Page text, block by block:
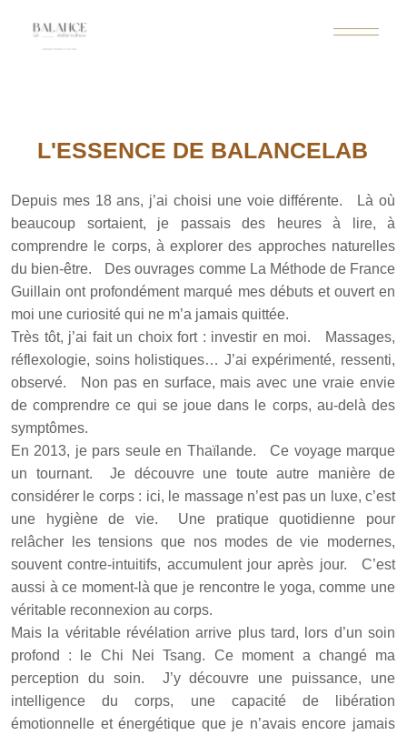
L'ESSENCE DE BALANCELAB
Depuis mes 18 ans, j’ai choisi une voie différente. Là où
beaucoup sortaient, je passais des heures à lire, à
comprendre le corps, à explorer des approches naturelles
du bien-être. Des ouvrages comme La Méthode de France
Guillain ont profondément marqué mes débuts et ouvert en
moi une curiosité qui ne m’a jamais quittée.
Très tôt, j’ai fait un choix fort : investir en moi. Massages,
réflexologie, soins holistiques… J’ai expérimenté, ressenti,
observé. Non pas en surface, mais avec une vraie envie
de comprendre ce qui se joue dans le corps, au-delà des
symptômes.
En 2013, je pars seule en Thaïlande. Ce voyage marque
un tournant. Je découvre une toute autre manière de
considérer le corps : ici, le massage n’est pas un luxe, c’est
une hygiène de vie. Une pratique quotidienne pour
relâcher les tensions que nos modes de vie modernes,
souvent contre-intuitifs, accumulent jour après jour. C’est
aussi à ce moment-là que je rencontre le yoga, comme une
véritable reconnexion au corps.
Mais la véritable révélation arrive plus tard, lors d’un soin
profond : le Chi Nei Tsang. Ce moment a changé ma
perception du soin. J’y découvre une puissance, une
intelligence du corps, une capacité de libération
émotionnelle et énergétique que je n’avais encore jamais